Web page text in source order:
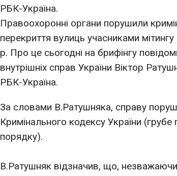
РБК-Україна.
Правоохоронні органи порушили
перекриття вулиць учасниками
р. Про це сьогодні на брифінгу
внутрішніх справ України Віктор
РБК-Україна.
За словами В.Ратушняка, справу
Кримінального кодексу України
порядку).
В.Ратушняк відзначив, що,